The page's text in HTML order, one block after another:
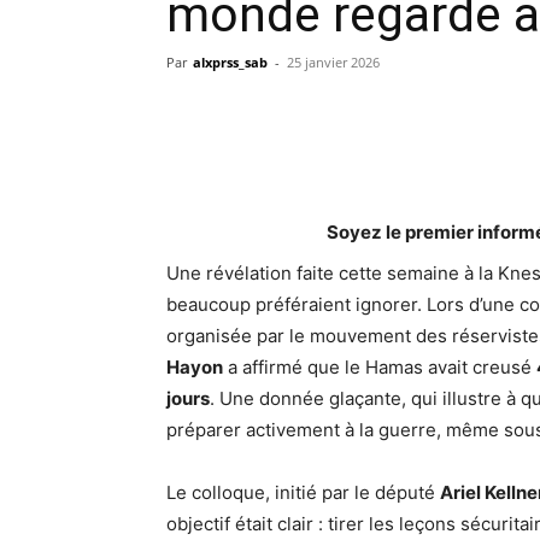
monde regarde
Par alxprss_sab - 25 janvier 2026
Soyez le premier
Une révélation faite cette semaine à la
beaucoup préféraient ignorer. Lors d’une
organisée par le mouvement des
Hayon a affirmé que le Hamas avait creusé
jours. Une donnée glaçante, qui illustre à
préparer activement à la guerre, même
Le colloque, initié par le député Ariel
objectif était clair : tirer les leçons